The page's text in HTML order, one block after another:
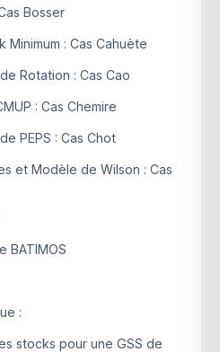
Bosser
Minimum : Cas Cahuète
Rotation : Cas Cao
: Cas Chemire
PEPS : Cas Chot
et Modèle de Wilson : Cas
BATIMOS
:
stocks pour une GSS de